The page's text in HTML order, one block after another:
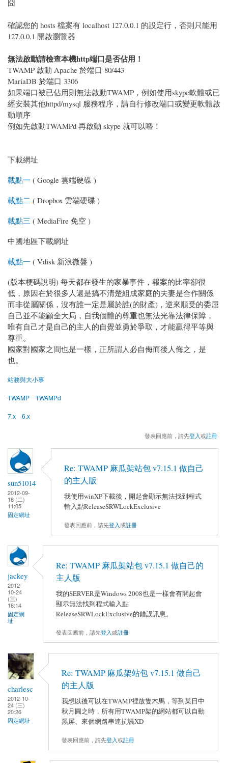
囧
確認您的 hosts 檔案有 localhost 127.0.0.1 的設定行，否則只能用
127.0.0.1 開啟瀏覽器
無法啟動請檢查本機http端口是否佔用！
TWAMP 啟動 Apache 於端口 80/443
MariaDB 於端口 3306
如果端口被已佔用則無法啟動TWAMP，例如使用skype軟體或已
經安裝其他httpd/mysql 服務程序，請自行修改端口或變更軟體啟
動順序
例如先啟動TWAMPd 再啟動 skype 就可以嚕！
下載網址
載點一 ( Google 雲端硬碟 )
載點二 ( Dropbox 雲端硬碟 )
載點三 ( MediaFire 免空 )
中國地區下載網址
載點一 ( Vdisk 新浪微盤 )
(版本梗碼說明) 每天都在發生的家暴事件，報案的比率卻很
低，原因在於很多人還是搞不清楚組成家庭的夫妻是合作關係
而非從屬關係，沒有誰一定是屬於誰(的財產)，逆來順受的委屈
自己並不能顧全大局，自我個體的尊重也無法光靠法律保障，
唯有自己才是自己的主人的自覺並勇於爭取，才能贏得平等與
尊重。
國家對國家之間也是一樣，正所謂人必自侮而後人侮之，是
也。
站務與大小事
TWAMP TWAMPd
7.x 6.x
發表回應前，請先登入或註冊
sun51014
2012-09-
18 (二)
11:05
固定網址
Re: TWAMP 麻瓜架站包 v7.15.1 做自己
的主人版
我使用winXP下載後，開起會顯示無法找到程式
輸入點ReleaseSRWLockExclusive
發表回應前，請先登入或註冊
jackey
2012-
10-24
(三)
18:14
固定網
址
Re: TWAMP 麻瓜架站包 v7.15.1 做自己的
主人版
我的SERVER是Windows 2008也是一樣會有開起會
顯示無法找到程式輸入點
ReleaseSRWLockExclusive的錯誤訊息。
發表回應前，請先登入或註冊
charlesc
2012-10-
24 (三)
20:26
固定網址
Re: TWAMP 麻瓜架站包 v7.15.1 做自己
的主人版
我想以後可以在TWAMP裡放隻木馬，等到某日中
秋月圓之時，所有用TWAMP架的網站都可以自動
黑屏、來個網路串連抗議XD
發表回應前，請先登入或註冊